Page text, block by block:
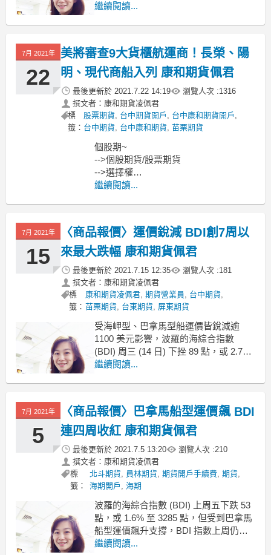
利111.27億元，合併稅後淨利89.57億
股配發現金股利約0.836元。 華航董事長
謝世謙表
繼續閱讀...
7月 2021年
22
美將審查9大貨櫃航運商！長榮、陽
明、現代商船入列 康和期貨佩君
最後更新於 2021.7.22 14:19 瀏覽人次 :1316
撰文者：康和期貨凌佩君
標
籤：
股票期貨, 台中期貨開戶 , 台中康和期貨開戶 ,
台中期貨, 台中康和期貨,苗栗期貨
個股期~
-->個股期貨/股票期貨
-->選擇權
-----------------------------------------------------
MoneyDJ新聞 2021-07-22 11:09:35 記者
繼續閱讀...
7月 2021年
15
〈商品報價〉運價銳減 BDI創7周以
來最大跌幅 康和期貨佩君
最後更新於 2021.7.15 12:35 瀏覽人次 :181
撰文者：康和期貨凌佩君
標
籤：
康和期貨凌佩君,期貨營業員, 台中期貨,
苗栗期貨, 台東期貨, 屏東期貨
受海岬型、巴拿馬型船運價皆銳減逾
1100 美元影響，波羅的海綜合指數
(BDI) 周三 (14 日) 下挫 89 點，或 2.76%
至 3139 點，創 7 周以來最大跌幅；海岬
運費指數 (BCI) 下跌 138 點，或 3.
繼續閱讀...
7月 2021年
5
〈商品報價〉巴拿馬船型運價飆 BDI
連四周收紅 康和期貨佩君
最後更新於 2021.7.5 13:20 瀏覽人次 :210
撰文者：康和期貨凌佩君
標
籤：
北斗期貨, 員林期貨, 期貨開戶手續費, 期貨,
海期開戶 , 海期
波羅的海綜合指數 (BDI) 上周五下跌 53
點，或 1.6% 至 3285 點，但受到巴拿馬
船型運價飆升支撐，BDI 指數上周仍漲
0.9%，連四周收紅。
繼續閱讀...